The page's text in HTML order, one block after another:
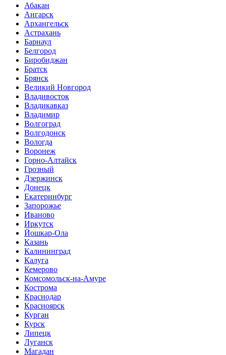
Абакан
Ангарск
Архангельск
Астрахань
Барнаул
Белгород
Биробиджан
Братск
Брянск
Великий Новгород
Владивосток
Владикавказ
Владимир
Волгоград
Волгодонск
Вологда
Воронеж
Горно-Алтайск
Грозный
Дзержинск
Донецк
Екатеринбург
Запорожье
Иваново
Иркутск
Йошкар-Ола
Казань
Калининград
Калуга
Кемерово
Комсомольск-на-Амуре
Кострома
Краснодар
Красноярск
Курган
Курск
Липецк
Луганск
Магадан